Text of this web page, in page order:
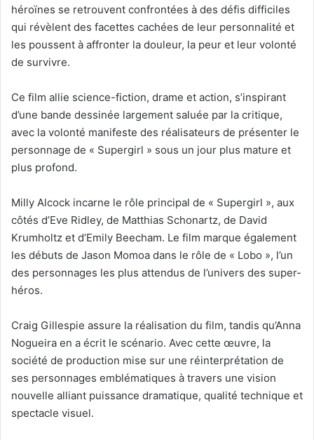
héroïnes se retrouvent confrontées à des défis difficiles
qui révèlent des facettes cachées de leur personnalité et
les poussent à affronter la douleur, la peur et leur volonté
de survivre.
Ce film allie science-fiction, drame et action, s’inspirant
d’une bande dessinée largement saluée par la critique,
avec la volonté manifeste des réalisateurs de présenter le
personnage de « Supergirl » sous un jour plus mature et
plus profond.
Milly Alcock incarne le rôle principal de « Supergirl », aux
côtés d’Eve Ridley, de Matthias Schonartz, de David
Krumholtz et d’Emily Beecham. Le film marque également
les débuts de Jason Momoa dans le rôle de « Lobo », l’un
des personnages les plus attendus de l’univers des super-
héros.
Craig Gillespie assure la réalisation du film, tandis qu’Anna
Nogueira en a écrit le scénario. Avec cette œuvre, la
société de production mise sur une réinterprétation de
ses personnages emblématiques à travers une vision
nouvelle alliant puissance dramatique, qualité technique et
spectacle visuel.